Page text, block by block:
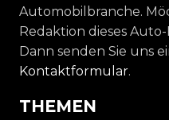
Automobilbranche.
Redaktion dieses
Dann senden Sie uns
Kontaktformular.
THEMEN